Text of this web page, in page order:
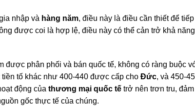
nhập và hàng năm, điều này là điều cần thiết để
được coi là hợp lệ, điều này có thể cản trở khả
được phân phối và bán quốc tế, không có ràng buộc
tố khác như 400-440 được cấp choĐức, và 450-
động củathương mại quốc tế trở nên trơn tru,
gốc thực tế của chúng.